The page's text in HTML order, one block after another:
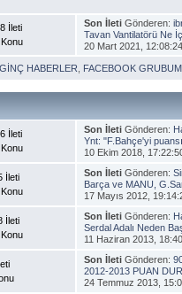
İleti
Son İletiGönderen:
Tavan Vantilatörü Ne
20 Mart 2021, 12:08:24
HABERLER FACEBOOK
İleti
Son İletiGönderen:
Ynt: "F.Bahçe'yi
10 Ekim 2018,
İleti
Son İletiGönderen:
Barça ve MANU,
17 Mayıs 2012,
İleti
Son İletiGönderen:
Serdal Adalı Neden
11 Haziran 2013,
Son İletiGönderen:
2012-2013 PUAN
24 Temmuz 2013,